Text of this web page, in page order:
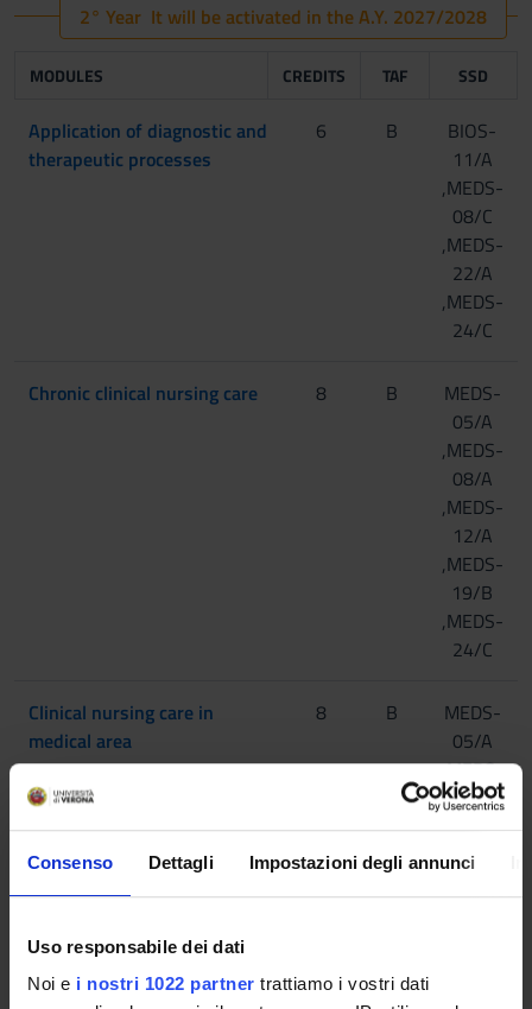
Consenso Dettagli Impostazioni degli annunci
Uso responsabile dei dati
Noi e i nostri 1022 partner trattiamo i vostri dati
2° Year It will be activated in the A.Y. 2027/2028
MODULES CREDITS TAF SSD
Application of diagnostic and
therapeutic processes
6 B
BIOS-
11/A
,MEDS-
08/C
,MEDS-
22/A
,MEDS-
24/C
Chronic clinical nursing care 8 B
MEDS-
05/A
,MEDS-
08/A
,MEDS-
12/A
,MEDS-
19/B
,MEDS-
24/C
Clinical nursing care in
medical area
8 B
MEDS-
05/A
,MEDS-
07/A
,MEDS-
07/B